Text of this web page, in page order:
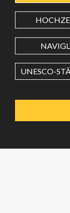
Wert in
UNESCO-